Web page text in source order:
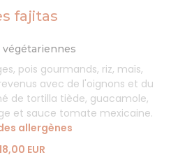
fajitas
végétariennes
pois gourmands, riz, maïs,
avec de l'oignons et du
de tortilla tiède, guacamole,
et sauce tomate mexicaine.
allergènes
EUR